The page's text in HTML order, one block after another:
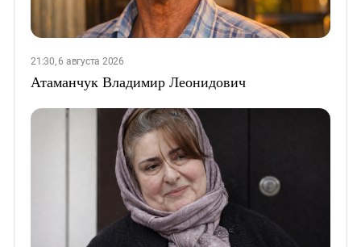
21:30, 6 августа 2026
Атаманчук Владимир Леонидович